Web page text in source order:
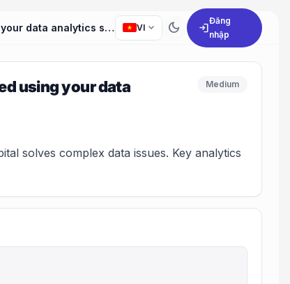
Can you provide an example of a complex problem you solved using your data analytics skills? VI expand_more dark_mode login
Đăng
nhập
using your data
Medium
solves complex data issues. Key analytics